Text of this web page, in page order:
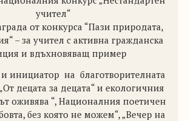
учител“
от конкурса “Пази природата,
– за учител с активна гражданска
и вдъхновяващ пример
инициатор на благотворителната
децата за децата“ и екологичния
оживява “, Националния поетичен
без която не можем“, „Вечер на